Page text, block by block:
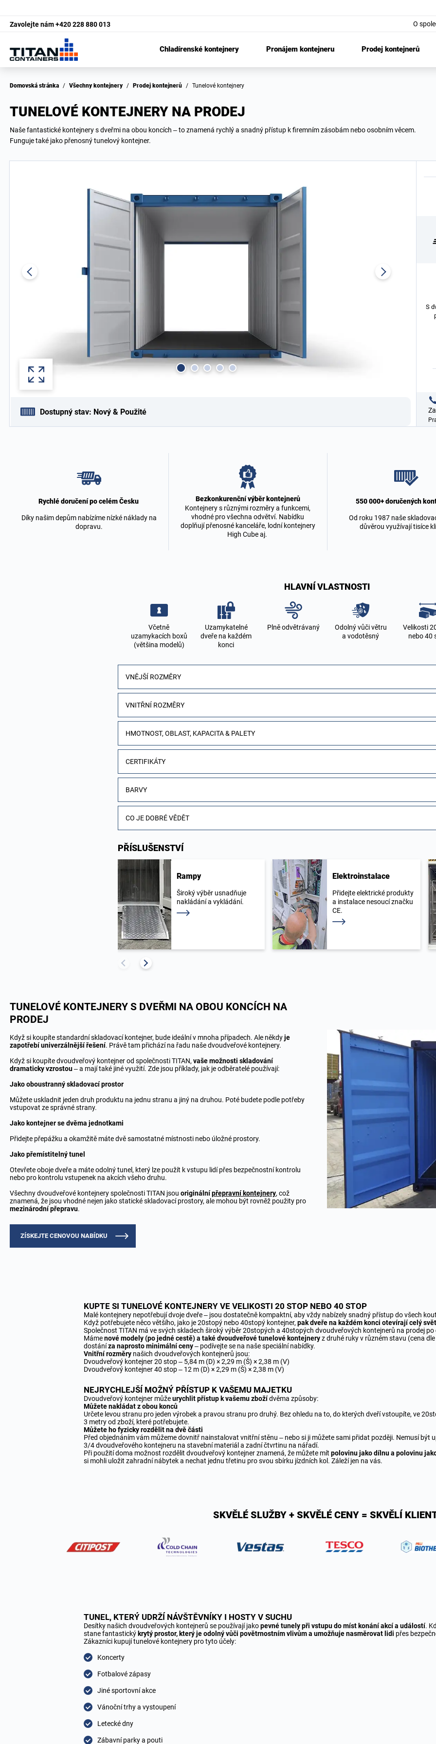
Zavolejte nám+420 228 880 013 O
Chladírenské kontejnery Pronájem kontejneru Prodej kontejnerů
Domovská stránka / Všechny kontejnery / Prodej kontejnerů / Tunelové kontejnery
TUNELOVÉ KONTEJNERY NA PRODEJ
Naše fantastické kontejnery s dveřmi na obou koncích – to znamená rychlý a snadný přístup k firemním zásobám nebo osobním věcem.
Funguje také jako přenosný tunelový kontejner.
S
Dostupný stav: Nový & Použité
Rychlé doručení po celém Česku
Díky našim depům nabízíme nízké náklady na
dopravu.
Bezkonkurenční výběr kontejnerů
Kontejnery s různými rozměry a funkcemi,
vhodné pro všechna odvětví. Nabídku
doplňují přenosné kanceláře, lodní kontejnery
High Cube aj.
550 000+ doručených
Od roku 1987 naše
důvěrou využívají tisíce
HLAVNÍ VLASTNOSTI
Včetně
uzamykacích boxů
(většina modelů)
Uzamykatelné
dveře na každém
konci
Plně odvětrávaný
Odolný vůči větru
a vodotěsný
Velikosti
nebo 40
VNĚJŠÍ ROZMĚRY
VNITŘNÍ ROZMĚRY
HMOTNOST, OBLAST, KAPACITA & PALETY
CERTIFIKÁTY
BARVY
CO JE DOBRÉ VĚDĚT
PŘÍSLUŠENSTVÍ
Rampy
Široký výběr usnadňuje
nakládání a vykládání.
Přečtěte si více
Elektroinstalace
Přidejte elektrické produkty
a instalace nesoucí značku
CE.
Přečtěte si více
TUNELOVÉ KONTEJNERY S DVEŘMI NA OBOU KONCÍCH NA
PRODEJ
Když si koupítestandardní skladovací kontejner, bude ideální v mnoha případech. Ale někdyje
zapotřebí univerzálnější řešení. Právě tam přichází na řadu naše dvoudveřové kontejnery.
Když si koupíte dvoudveřový kontejner od společnosti TITAN, vaše možnosti skladování
dramaticky vzrostou– a mají také jiné využití. Zde jsou příklady, jak je odběratelé používají:
Jako oboustranný skladovací prostor
Můžete uskladnit jeden druh produktu na jednu stranu a jiný na druhou. Poté budete podle potřeby
vstupovat ze správné strany.
Jako kontejner se dvěma jednotkami
Přidejte přepážku a okamžitě máte dvě samostatné místnosti nebo úložné prostory.
Jako přemístitelný tunel
Otevřete oboje dveře a máte odolný tunel, který lze použít k vstupu lidí přes bezpečnostní kontrolu
nebo pro kontrolu vstupenek na akcích všeho druhu.
Všechny dvoudveřové kontejnery společnosti TITAN jsou originálnípřepravní kontejnery, což
znamená, že jsou vhodné nejen jako statické skladovací prostory, ale mohou být rovněž použity pro
mezinárodní přepravu.
ZÍSKEJTE CENOVOU NABÍDKU
KUPTE SI TUNELOVÉ KONTEJNERY VE VELIKOSTI 20 STOP NEBO 40 STOP
Malé kontejnery nepotřebují dvoje dveře – jsou dostatečně kompaktní, aby vždy nabízely snadný přístup do všech
Když potřebujete něco většího, jako je 20stopý nebo 40stopý kontejner, pak dveře na každém konci otevírají celý
Společnost TITAN má ve svých skladech široký výběr 20stopých a 40stopých dvoudveřových kontejnerů na prodej po
Mámenové modely (po jedné cestě) a takédvoudveřovétunelové kontejneryz druhé ruky v různém stavu (cena
dostáníza naprosto minimální ceny– podívejte se na našespeciální nabídky.
Vnitřní rozměry našich dvoudveřových kontejnerů jsou:
Dvoudveřový kontejner 20 stop – 5,84 m (D) × 2,29 m (Š) × 2,38 m (V)
Dvoudveřový kontejner 40 stop – 12 m (D) × 2,29 m (Š) × 2,38 m (V)
NEJRYCHLEJŠÍ MOŽNÝ PŘÍSTUP K VAŠEMU MAJETKU
Dvoudveřový kontejner můžeurychlit přístup k vašemu zbožídvěma způsoby:
Můžete nakládat z obou konců
Určete levou stranu pro jeden výrobek a pravou stranu pro druhý. Bez ohledu na to, do kterých dveří vstoupíte, ve
3 metry od zboží, které potřebujete.
Můžete ho fyzicky rozdělit na dvě části
Před objednáním vám můžeme dovnitř nainstalovat vnitřní stěnu – nebo si ji můžete sami přidat později. Nemusí být
3/4 dvoudveřového kontejneru na stavební materiál a zadní čtvrtinu na nářadí.
Při použití doma možnost rozdělit dvoudveřový kontejner znamená, že můžete mít polovinu jako dílnu a polovinu
si mohli uložit zahradní nábytek a nechat jednu třetinu pro svou sbírku jízdních kol. Záleží jen na vás.
SKVĚLÉ SLUŽBY + SKVĚLÉ CENY = SKVĚLÍ
TUNEL, KTERÝ UDRŽÍ NÁVŠTĚVNÍKY I HOSTY V SUCHU
Desítky našich dvoudveřových kontejnerů se používají jakopevné tunely při vstupu do míst konání akcí a událostí.
stane fantastickýkrytý prostor, který je odolný vůči povětrnostním vlivům a umožňuje nasměrovat lidi přes
Zákazníci kupují tunelové kontejnery pro tyto účely:
Koncerty
Fotbalové zápasy
Jiné sportovní akce
Vánoční trhy a vystoupení
Letecké dny
Zábavní parky a pouti